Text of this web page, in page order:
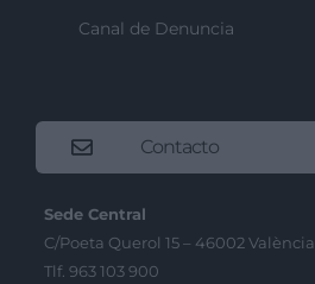
Canal de Denuncia
Contacto
Sede Central
C/Poeta Querol 15 – 46002 València
Tlf. 963 103 900